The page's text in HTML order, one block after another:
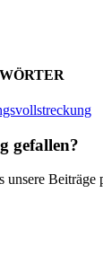
gefallen?
unsere Beiträge